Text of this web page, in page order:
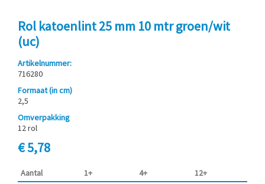
Rol katoenlint 25 mm 10 mtr groen/wit
(uc)
Artikelnummer:
716280
Formaat (in cm)
2,5
Omverpakking
12 rol
€ 5,78
Aantal 1+ 4+ 12+